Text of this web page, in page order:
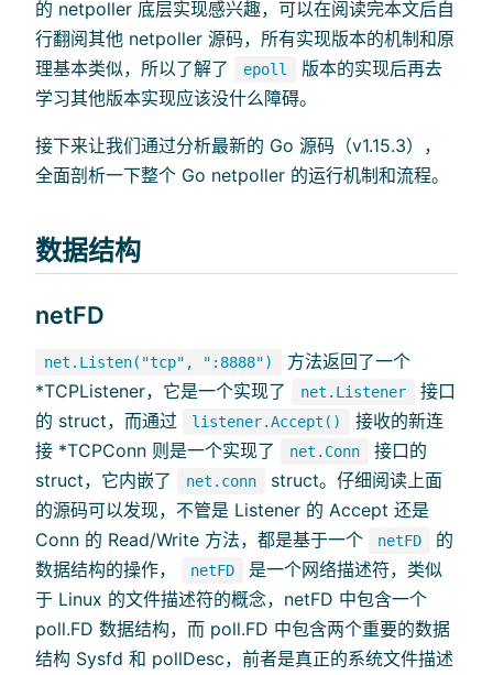
的 netpoller 底层实现感兴趣，可以在阅读完本文后自
行翻阅其他 netpoller 源码，所有实现版本的机制和原
理基本类似，所以了解了
epoll
版本的实现后再去
学习其他版本实现应该没什么障碍。
接下来让我们通过分析最新的 Go 源码（v1.15.3），
全面剖析一下整个 Go netpoller 的运行机制和流程。
数据结构
netFD
net.Listen("tcp", ":8888")
方法返回了一个
*TCPListener，它是一个实现了
net.Listener
接口
的 struct，而通过
listener.Accept()
接收的新连
接 *TCPConn 则是一个实现了
net.Conn
接口的
struct，它内嵌了
net.conn
struct。仔细阅读上面
的源码可以发现，不管是 Listener 的 Accept 还是
Conn 的 Read/Write 方法，都是基于一个
netFD
的
数据结构的操作，
netFD
是一个网络描述符，类似
于 Linux 的文件描述符的概念，netFD 中包含一个
poll.FD 数据结构，而 poll.FD 中包含两个重要的数据
结构 Sysfd 和 pollDesc，前者是真正的系统文件描述